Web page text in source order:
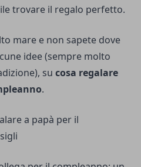
trovare il regalo perfetto.
mare e non sapete dove
idee (sempre molto
su cosa regalare
.
a papà per il